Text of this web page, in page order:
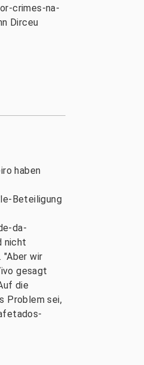
crimes-na-
Dirceu
haben
Beteiligung
da-
nicht
"Aber wir
gesagt
die
Problem sei,